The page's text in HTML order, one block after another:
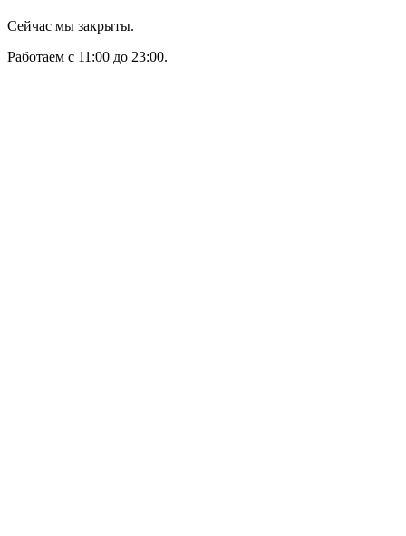
Сейчас мы закрыты.
Работаем с 11:00 до 23:00.